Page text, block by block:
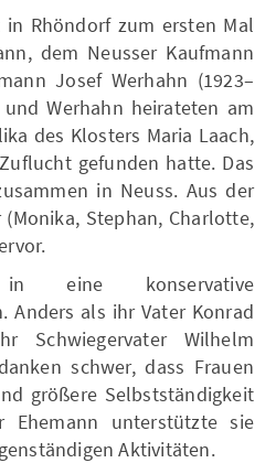
Rhöndorf zum ersten Mal
dem Neusser Kaufmann
Josef Werhahn (1923–
Werhahn heirateten am
des Klosters Maria Laach,
gefunden hatte. Das
in Neuss. Aus der
Stephan, Charlotte,
eine konservative
Anders als ihr Vater Konrad
Schwiegervater Wilhelm
schwer, dass Frauen
größere Selbstständigkeit
Ehemann unterstützte sie
Aktivitäten.